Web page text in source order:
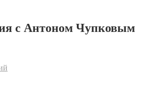
с Антоном Чупковым